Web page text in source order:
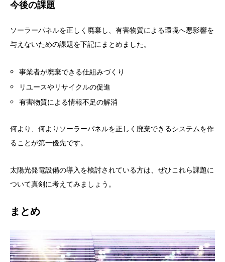
今後の課題
ソーラーパネルを正しく廃棄し、有害物質による環境へ悪影響を
与えないための課題を下記にまとめました。
事業者が廃棄できる仕組みづくり
リユースやリサイクルの促進
有害物質による情報不足の解消
何より、何よりソーラーパネルを正しく廃棄できるシステムを作
ることが第一優先です。
太陽光発電設備の導入を検討されている方は、ぜひこれら課題に
ついて真剣に考えてみましょう。
まとめ